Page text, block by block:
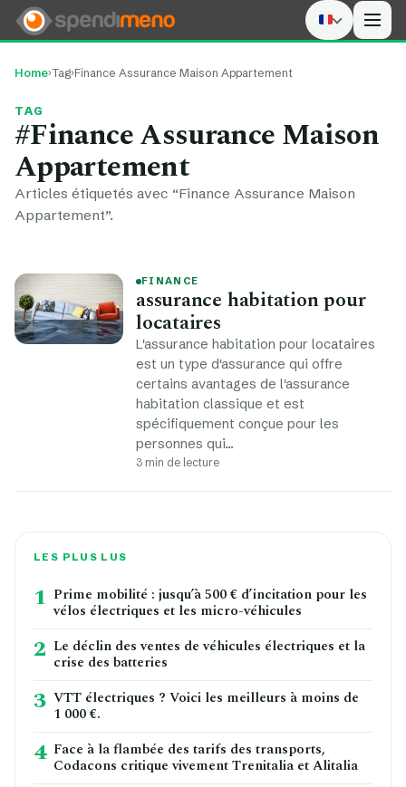
Home›Tag›Finance Assurance Maison Appartement
TAG
#Finance Assurance Maison
Appartement
Articles étiquetés avec “Finance Assurance Maison
Appartement”.
FINANCE
assurance habitation pour
locataires
L'assurance habitation pour locataires
est un type d'assurance qui offre
certains avantages de l'assurance
habitation classique et est
spécifiquement conçue pour les
personnes qui…
3 min de lecture
LES PLUS LUS
1 Prime mobilité : jusqu’à 500 € d’incitation pour les
vélos électriques et les micro-véhicules
2 Le déclin des ventes de véhicules électriques et la
crise des batteries
3 VTT électriques ? Voici les meilleurs à moins de
1 000 €.
4 Face à la flambée des tarifs des transports,
Codacons critique vivement Trenitalia et Alitalia